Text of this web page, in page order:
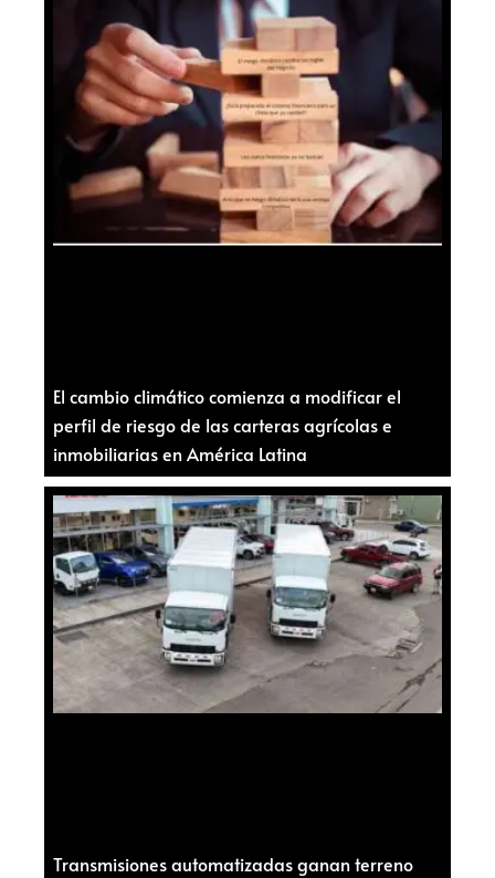
El cambio climático comienza a modificar el
perfil de riesgo de las carteras agrícolas e
inmobiliarias en América Latina
Transmisiones automatizadas ganan terreno